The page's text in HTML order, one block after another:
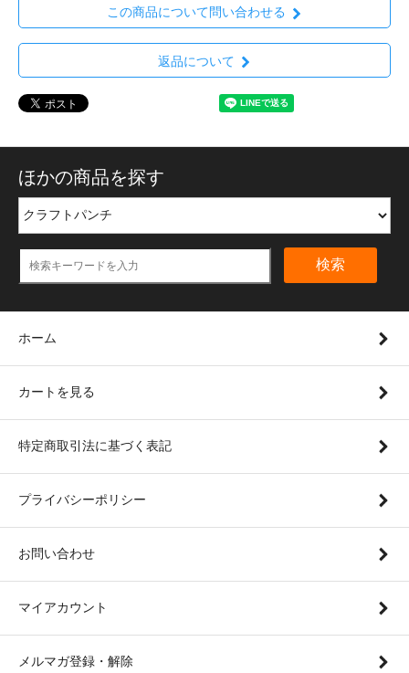
この商品について問い合わせる
返品について
ほかの商品を探す
検索
ホーム
カートを見る
特定商取引法に基づく表記
プライバシーポリシー
お問い合わせ
マイアカウント
メルマガ登録・解除